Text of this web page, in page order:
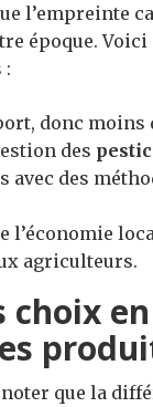
l’empreinte
époque. Voici
:
donc moins
des
avec des
l’économie
agriculteurs.
choix en
que la